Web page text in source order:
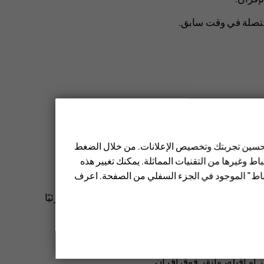
في وقت سابق.
الصور، وغير ذلك الكثير.
>بلوتوث.
شاشة عرض إعدادات بلوتوث بهاتفك كي تكون مرئيًا
فوق الهاتف الذي تريد الاتصال به.
تحسين تجربتك وتخصيص الإعلانات. من خلال الضغط
وغيرها من التقنيات المماثلة. يمكنك تغيير هذه
الموجود في الجزء السفلي من الصفحة. اعرف